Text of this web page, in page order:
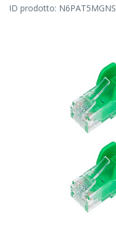
ID prodotto: N6PAT5MGNS